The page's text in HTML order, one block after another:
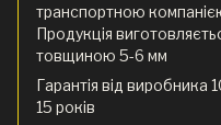
транспортною
Продукція
товщиною 5-6 мм
Гарантія від виробника
15 років